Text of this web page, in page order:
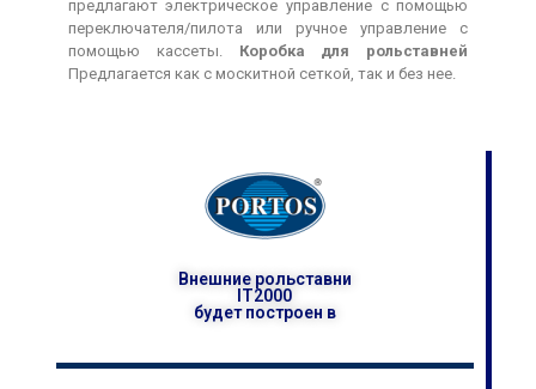
предлагают электрическое управление с помощью
переключателя/пилота или ручное управление с
помощью кассеты. Коробка для рольставней
Предлагается как с москитной сеткой, так и без нее.
Внешние рольставни
IT2000
будет построен в